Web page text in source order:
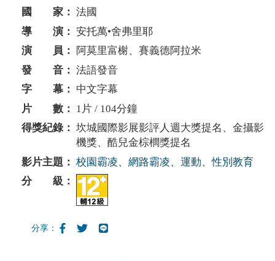
國 家： 法國
導 演： 安托萬•舍弗里耶
演 員：
阿莫里富榭、賽義德阿拉米
發 音： 法語發音
字 幕： 中文字幕
片 數： 1片 / 104分鐘
得獎紀錄： 坎城國際影展影評人週大獎提名、金攝影
機獎、酷兒金棕櫚獎提名
影片主題： 校園霸凌、網路霸凌、運動、性別教育
分 級：
分享：